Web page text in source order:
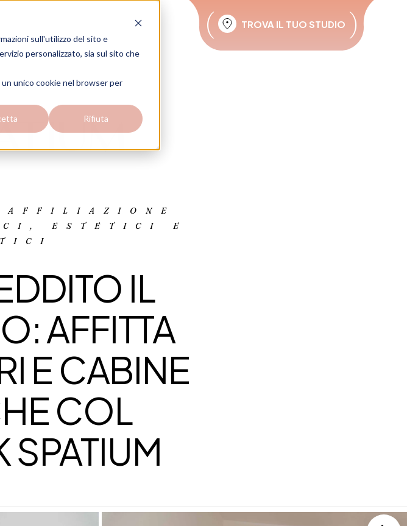
sull'utilizzo del sito e
personalizzato, sia sul sito che
unico cookie nel browser per
Rifiuta
( TROVA IL TUO STUDIO )
AFFILIAZIONE
ESTETICI E
IL
AFFITTA
E CABINE
COL
SPATIUM